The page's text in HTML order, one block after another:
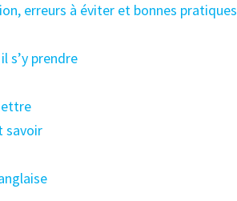
erreurs à éviter et bonnes pratiques
s’y prendre
savoir